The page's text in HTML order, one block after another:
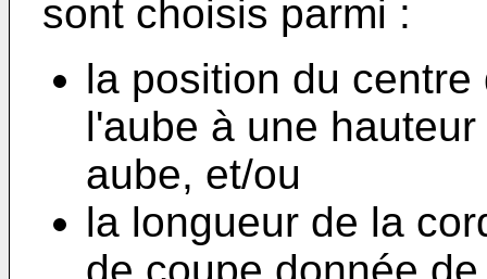
sont choisis parmi :
la position du
l'aube à une
aube, et/ou
la longueur de la